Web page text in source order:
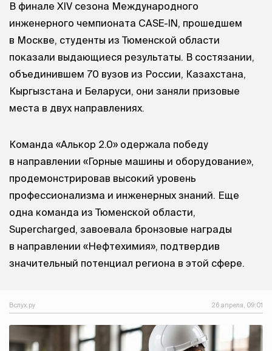
В финале XIV сезона Международного
инженерного чемпионата CASE-IN, прошедшем
в Москве, студенты из Тюменской области
показали выдающиеся результаты. В состязании,
объединившем 70 вузов из России, Казахстана,
Кыргызстана и Беларуси, они заняли призовые
места в двух направлениях.
Команда «Алькор 2.0» одержала победу
в направлении «Горные машины и оборудование»,
продемонстрировав высокий уровень
профессионализма и инженерных знаний. Еще
одна команда из Тюменской области,
Supercharged, завоевала бронзовые награды
в направлении «Нефтехимия», подтвердив
значительный потенциал региона в этой сфере.
Вслух.ру 26 апреля, 09:01